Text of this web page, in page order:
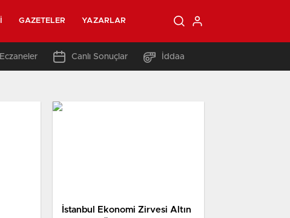
GAZETELER YAZARLAR
Eczaneler Canlı Sonuçlar İddaa
İstanbul Ekonomi Zirvesi Altın